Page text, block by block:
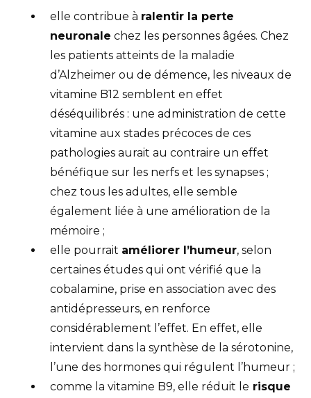
elle contribue à ralentir la perte
neuronale chez les personnes âgées. Chez
les patients atteints de la maladie
d’Alzheimer ou de démence, les niveaux de
vitamine B12 semblent en effet
déséquilibrés : une administration de cette
vitamine aux stades précoces de ces
pathologies aurait au contraire un effet
bénéfique sur les nerfs et les synapses ;
chez tous les adultes, elle semble
également liée à une amélioration de la
mémoire ;
elle pourrait améliorer l’humeur, selon
certaines études qui ont vérifié que la
cobalamine, prise en association avec des
antidépresseurs, en renforce
considérablement l’effet. En effet, elle
intervient dans la synthèse de la sérotonine,
l’une des hormones qui régulent l’humeur ;
comme la vitamine B9, elle réduit le risque